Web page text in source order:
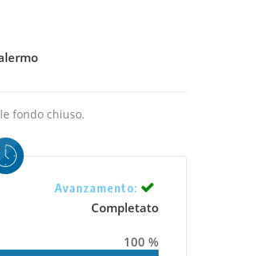
fondo chiuso.
Avanzamento:
Completato
100 %